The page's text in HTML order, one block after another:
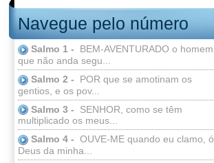
Navegue pelo número
Salmo 1 -
BEM-AVENTURADO o homem
que não anda segu...
Salmo 2 -
POR que se amotinam os
gentios, e os pov...
Salmo 3 -
SENHOR, como se têm
multiplicado os meus...
Salmo 4 - OUVE-ME quando eu clamo, ó
Deus da minha...